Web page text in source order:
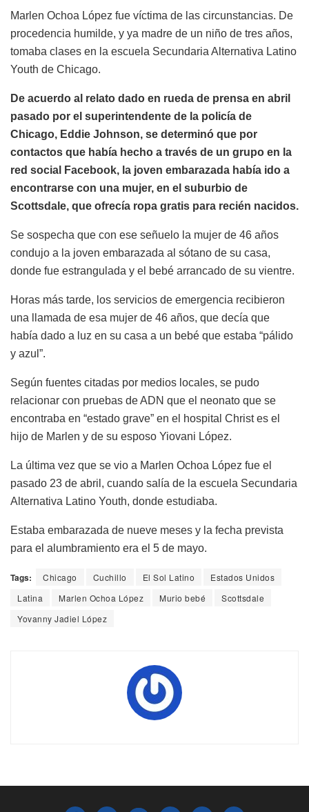
Marlen Ochoa López fue víctima de las circunstancias. De
procedencia humilde, y ya madre de un niño de tres años,
tomaba clases en la escuela Secundaria Alternativa Latino
Youth de Chicago.
De acuerdo al relato dado en rueda de prensa en abril
pasado por el superintendente de la policía de
Chicago, Eddie Johnson, se determinó que por
contactos que había hecho a través de un grupo en la
red social Facebook, la joven embarazada había ido a
encontrarse con una mujer, en el suburbio de
Scottsdale, que ofrecía ropa gratis para recién nacidos.
Se sospecha que con ese señuelo la mujer de 46 años
condujo a la joven embarazada al sótano de su casa,
donde fue estrangulada y el bebé arrancado de su vientre.
Horas más tarde, los servicios de emergencia recibieron
una llamada de esa mujer de 46 años, que decía que
había dado a luz en su casa a un bebé que estaba “pálido
y azul”.
Según fuentes citadas por medios locales, se pudo
relacionar con pruebas de ADN que el neonato que se
encontraba en “estado grave” en el hospital Christ es el
hijo de Marlen y de su esposo Yiovani López.
La última vez que se vio a Marlen Ochoa López fue el
pasado 23 de abril, cuando salía de la escuela Secundaria
Alternativa Latino Youth, donde estudiaba.
Estaba embarazada de nueve meses y la fecha prevista
para el alumbramiento era el 5 de mayo.
Tags: Chicago Cuchillo El Sol Latino
Estados Unidos
Latina
Marlen Ochoa López Murio bebé
Scottsdale
Yovanny Jadiel López